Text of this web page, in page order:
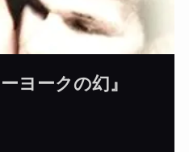
ヨークの幻』